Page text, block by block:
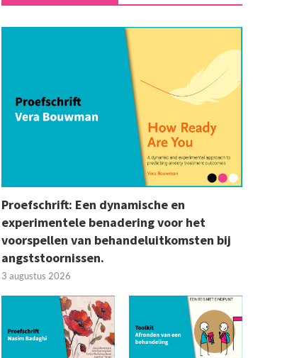
Proefschrift: Een dynamische en
experimentele benadering voor het
voorspellen van behandeluitkomsten bij
angststoornissen.
3 augustus 2026